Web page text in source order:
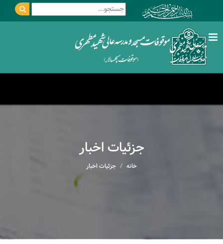
جزئیات اخبار
خانه جزئیات اخبار